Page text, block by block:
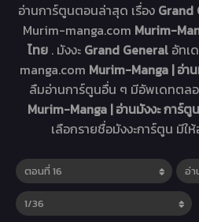
อ่านการ์ตูนตอนล่าสุด เรื่อง Grand
Murim-manga.com Murim-
ไทย . มังงะ Grand General อัทเ
manga.com Murim-Manga | อ่า
ลืมอ่านการ์ตูนอื่น ๆ มีอัพเดทตลอ
Murim-Manga | อ่านมังงะ การ์ตู
เลือกรายชื่อมังงะการ์ตูน มีใ